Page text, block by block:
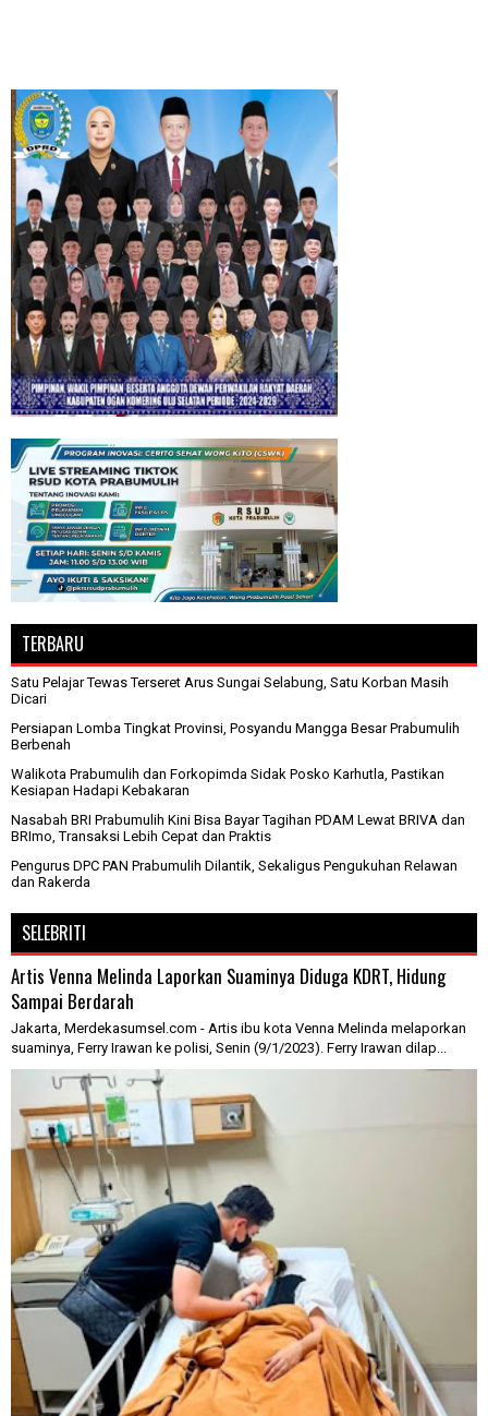
TERBARU
Satu Pelajar Tewas Terseret Arus Sungai Selabung, Satu Korban Masih
Dicari
Persiapan Lomba Tingkat Provinsi, Posyandu Mangga Besar Prabumulih
Berbenah
Walikota Prabumulih dan Forkopimda Sidak Posko Karhutla, Pastikan
Kesiapan Hadapi Kebakaran
Nasabah BRI Prabumulih Kini Bisa Bayar Tagihan PDAM Lewat BRIVA dan
BRImo, Transaksi Lebih Cepat dan Praktis
Pengurus DPC PAN Prabumulih Dilantik, Sekaligus Pengukuhan Relawan
dan Rakerda
SELEBRITI
Artis Venna Melinda Laporkan Suaminya Diduga KDRT, Hidung
Sampai Berdarah
Jakarta, Merdekasumsel.com - Artis ibu kota Venna Melinda melaporkan
suaminya, Ferry Irawan ke polisi, Senin (9/1/2023). Ferry Irawan dilap...